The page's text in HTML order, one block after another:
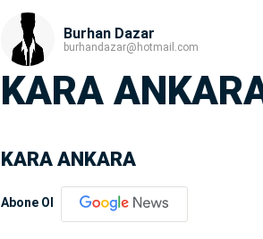
Burhan Dazar
burhandazar@hotmail.com
KARA
KARA ANKARA
Abone Ol